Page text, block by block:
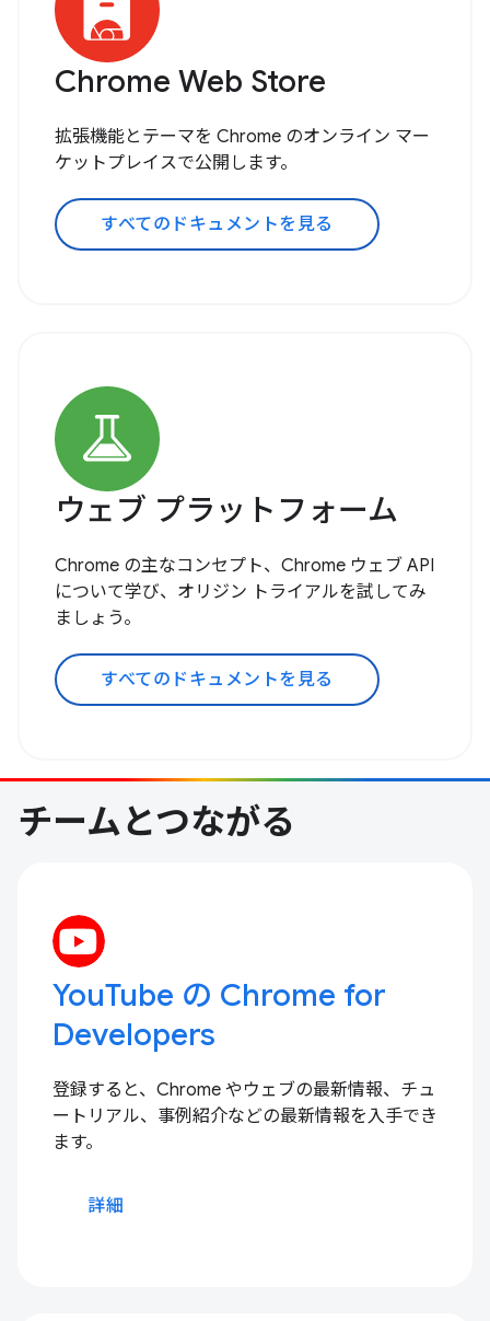
Chrome Web Store
拡張機能とテーマを Chrome のオンライン マー
ケットプレイスで公開します。
すべてのドキュメントを見る
ウェブ プラットフォーム
Chrome の主なコンセプト、Chrome ウェブ API
について学び、オリジン トライアルを試してみ
ましょう。
すべてのドキュメントを見る
チームとつながる
YouTube の Chrome for
Developers
登録すると、Chrome やウェブの最新情報、チュ
ートリアル、事例紹介などの最新情報を入手でき
ます。
詳細